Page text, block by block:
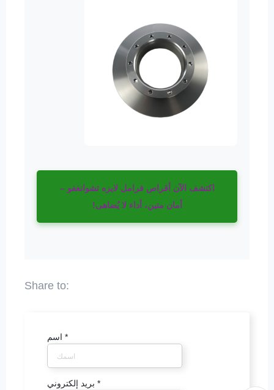
اكتشف الآن أقراص فرامل لايزه تشوانغفو –
أمان متين، أداء لا يُضاهى!
*
*